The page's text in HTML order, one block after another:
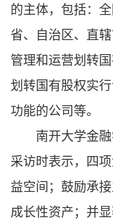
的主体，包括：
省、自治区、直
管理和运营划转
划转国有股权实
功能的公司等。
南开大学金
采访时表示，四
益空间；鼓励承
成长性资产；并